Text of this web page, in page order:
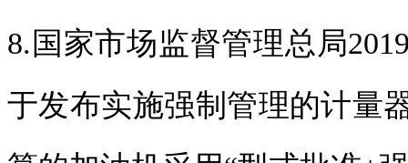
8.国家市场监督管理总局
于发布实施强制管理的计量